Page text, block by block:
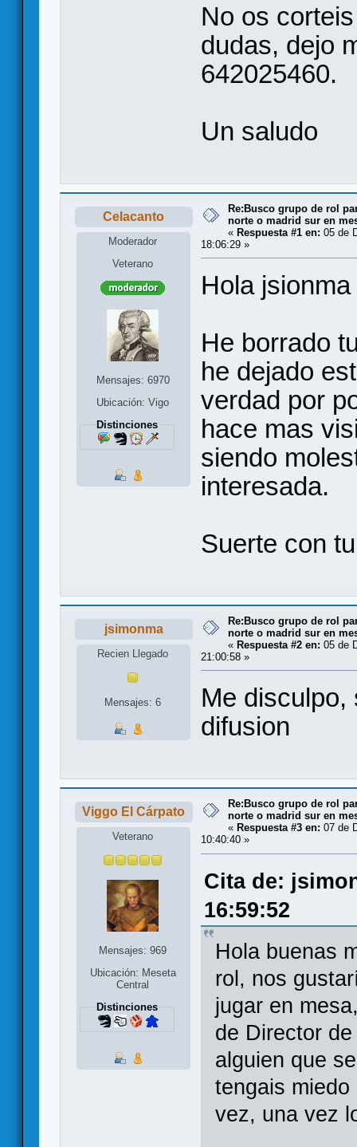
No os
dudas, dejo
642025460.
Un saludo
Celacanto
Moderador
Veterano
Mensajes: 6970
Ubicación: Vigo
Distinciones
Re:Busco grupo de rol
norte o madrid sur en
« Respuesta #1 en: 05 de
18:06:29 »
Hola jsionma
He borrado
he dejado
verdad por
hace mas
siendo
interesada.
Suerte con
jsimonma
Recien Llegado
Mensajes: 6
Re:Busco grupo de rol
norte o madrid sur en
« Respuesta #2 en: 05 de
21:00:58 »
Me disculpo,
difusion
Viggo El Cárpato
Veterano
Mensajes: 969
Ubicación: Meseta
Central
Distinciones
Re:Busco grupo de rol
norte o madrid sur en
« Respuesta #3 en: 07 de
10:40:40 »
Cita de:
16:59:52
Hola buenas
rol, nos
jugar en
de Director
alguien que
tengais
vez, una vez